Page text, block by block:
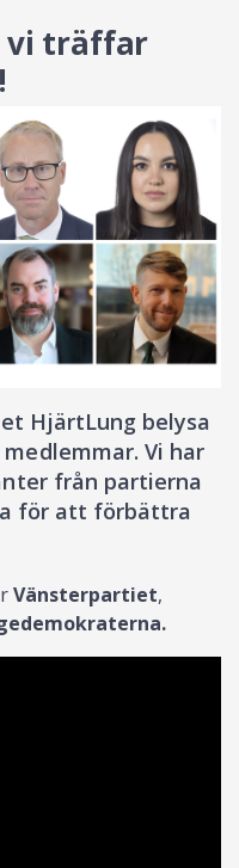
vi träffar
HjärtLung belysa
Vi har
från partierna
för att förbättra
Vänsterpartiet,